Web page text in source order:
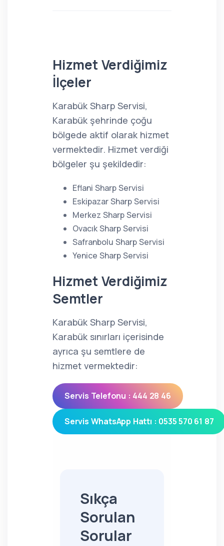
Hizmet Verdiğimiz
İlçeler
Karabük Sharp Servisi,
Karabük şehrinde çoğu
bölgede aktif olarak hizmet
vermektedir. Hizmet verdiği
bölgeler şu şekildedir:
Eflani Sharp Servisi
Eskipazar Sharp Servisi
Merkez Sharp Servisi
Ovacık Sharp Servisi
Safranbolu Sharp Servisi
Yenice Sharp Servisi
Hizmet Verdiğimiz
Semtler
Karabük Sharp Servisi,
Karabük sınırları içerisinde
ayrıca şu semtlere de
hizmet vermektedir:
Servis Telefonu : 444 28 46
Servis WhatsApp Hattı : 0535 570 61 87
Sıkça
Sorulan
Sorular